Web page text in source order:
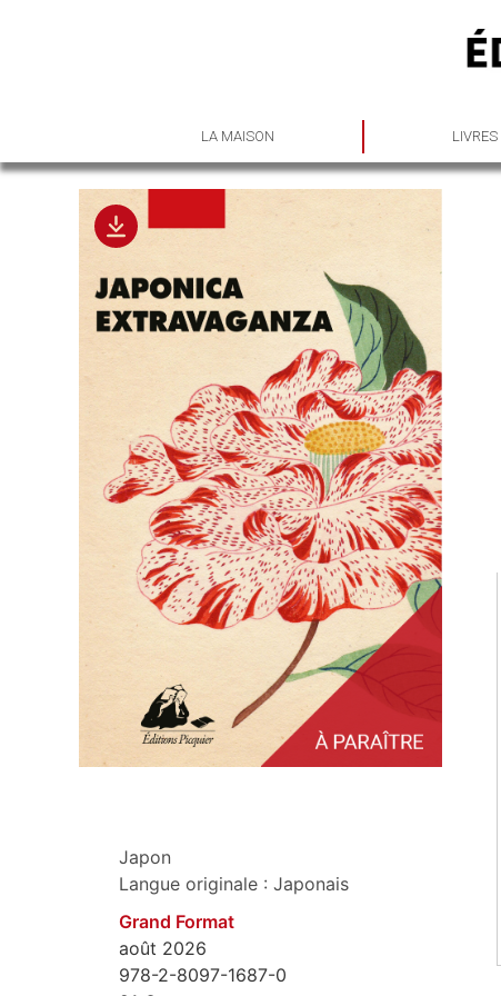
LA MAISON LIVRES
Japon
Langue originale : Japonais
Grand Format
août 2026
978-2-8097-1687-0